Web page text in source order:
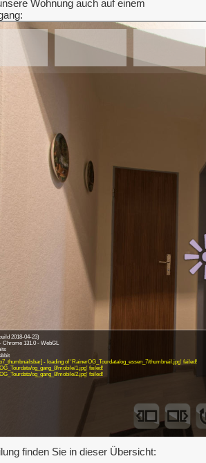
Wohnung auch auf einem
finden Sie in dieser Übersicht: